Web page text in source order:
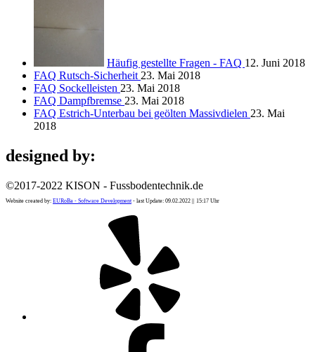
Häufig gestellte Fragen - FAQ 12. Juni 2018
FAQ Rutsch-Sicherheit 23. Mai 2018
FAQ Sockelleisten 23. Mai 2018
FAQ Dampfbremse 23. Mai 2018
FAQ Estrich-Unterbau bei geölten Massivdielen 23. Mai
2018
designed by:
©2017-2022 KISON - Fussbodentechnik.de
Website created by: EURoBa - Software Development - last Update: 09.02.2022 || 15:17 Uhr